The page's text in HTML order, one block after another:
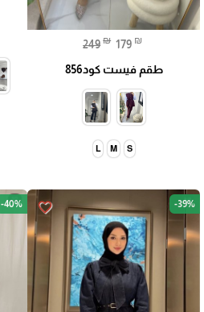
249 ₪ 179 ₪
طقم فيست كود856
S
M
L
favorite_border -39%
-40%